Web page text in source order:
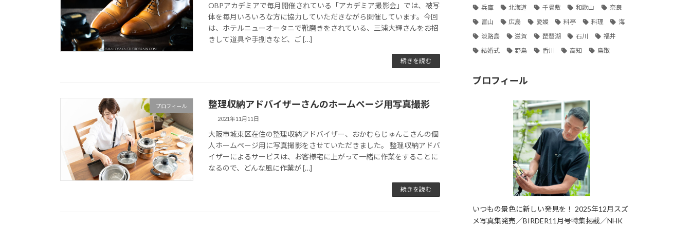
OBPアカデミアで毎月開催されている「アカデミア撮影会」では、被写
体を毎月いろいろな方に協力していただきながら開催しています。今回
は、ホテルニューオータニで靴磨きをされている、三浦大輝さんをお招
きして道具や手捌きなど、ご […]
続きを読む
プロフィール 整理収納アドバイザーさんのホームページ用写真撮影
2021年11月11日
大阪市城東区在住の整理収納アドバイザー、おかむらじゅんこさんの個
人ホームページ用に写真撮影をさせていただきました。 整理収納アドバ
イザーによるサービスは、お客様宅に上がって一緒に作業をすることに
なるので、どんな風に作業が […]
続きを読む
兵庫
北海道 千畳敷 和歌山
奈良
富山
広島 愛媛 料亭 料理
海
淡路島
滋賀 琵琶湖 石川
福井
結婚式
野鳥 香川 高知 鳥取
プロフィール
いつもの景色に新しい発見を！ 2025年12月スズ
メ写真集発売／BIRDER11月号特集掲載／NHK